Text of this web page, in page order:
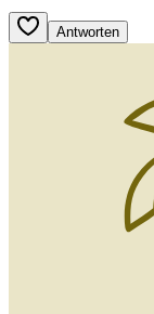
Antworten